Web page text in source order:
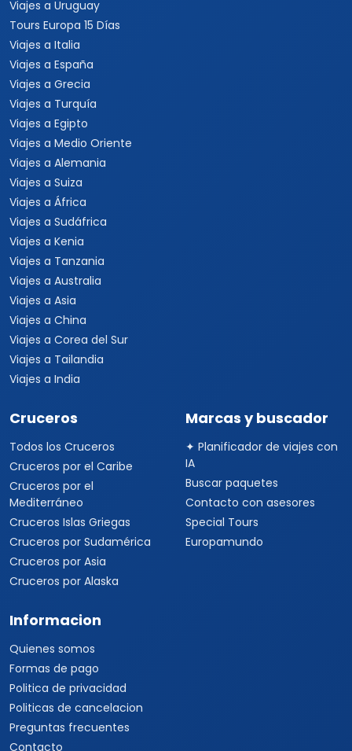
Viajes a Uruguay
Tours Europa 15 Días
Viajes a Italia
Viajes a España
Viajes a Grecia
Viajes a Turquía
Viajes a Egipto
Viajes a Medio Oriente
Viajes a Alemania
Viajes a Suiza
Viajes a África
Viajes a Sudáfrica
Viajes a Kenia
Viajes a Tanzania
Viajes a Australia
Viajes a Asia
Viajes a China
Viajes a Corea del Sur
Viajes a Tailandia
Viajes a India
Cruceros
Todos los Cruceros
Cruceros por el Caribe
Cruceros por el
Mediterráneo
Cruceros Islas Griegas
Cruceros por Sudamérica
Cruceros por Asia
Cruceros por Alaska
Marcas y buscador
✦ Planificador de viajes con
IA
Buscar paquetes
Contacto con asesores
Special Tours
Europamundo
Informacion
Quienes somos
Formas de pago
Politica de privacidad
Politicas de cancelacion
Preguntas frecuentes
Contacto